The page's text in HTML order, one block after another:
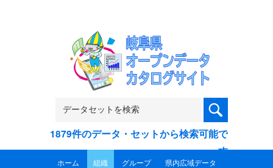
1879件のデータ・セットから検索可能で
す
ホーム 組織 グループ 県内広域データ